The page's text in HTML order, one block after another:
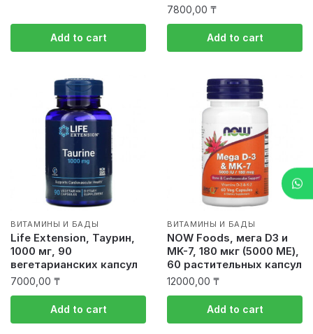
Add to cart
7800,00 ₸
Add to cart
ВИТАМИНЫ И БАДЫ
Life Extension, Таурин,
1000 мг, 90
вегетарианских капсул
7000,00 ₸
Add to cart
ВИТАМИНЫ И БАДЫ
NOW Foods, мега D3 и
MK-7, 180 мкг (5000 МЕ),
60 растительных капсул
12000,00 ₸
Add to cart